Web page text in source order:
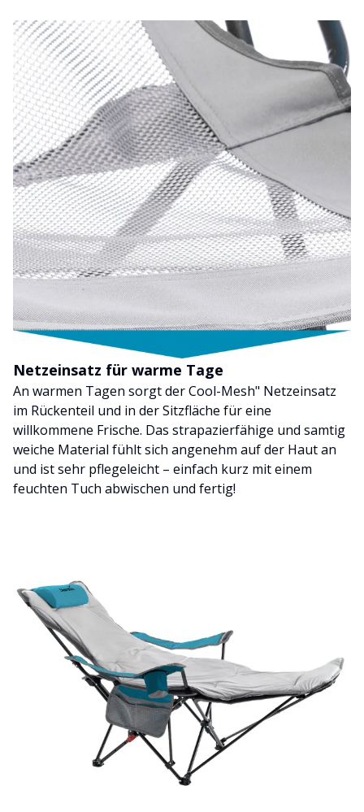
Netzeinsatz für warme Tage
An warmen Tagen sorgt der Cool-Mesh" Netzeinsatz
im Rückenteil und in der Sitzfläche für eine
willkommene Frische. Das strapazierfähige und samtig
weiche Material fühlt sich angenehm auf der Haut an
und ist sehr pflegeleicht – einfach kurz mit einem
feuchten Tuch abwischen und fertig!